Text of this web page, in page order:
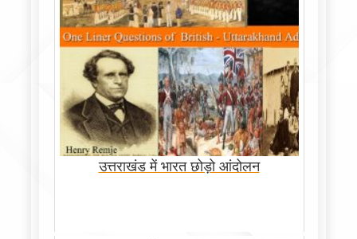
उत्तराखंड में भारत छोड़ो आंदोलन